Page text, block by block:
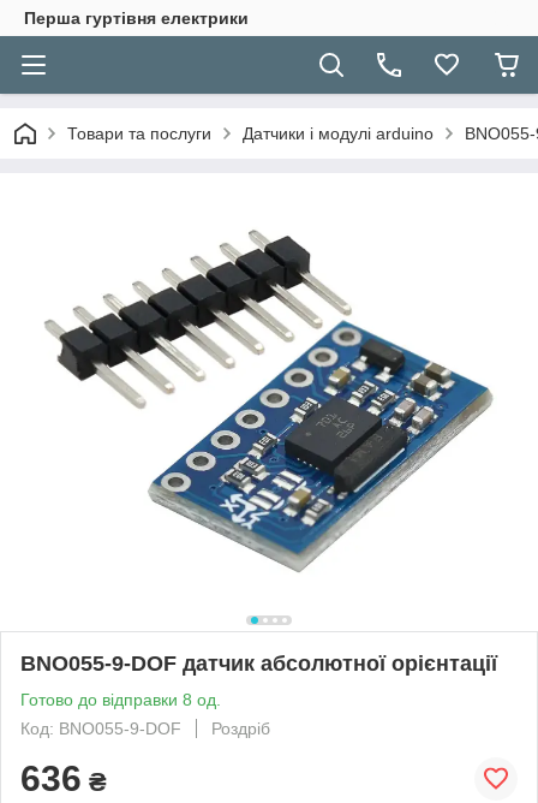
Перша гуртівня електрики
Товари та послуги Датчики і модулі arduino BNO055-
BNO055-9-DOF датчик абсолютної орієнтації
Готово до відправки 8 од.
Код: BNO055-9-DOF
Роздріб
636 ₴